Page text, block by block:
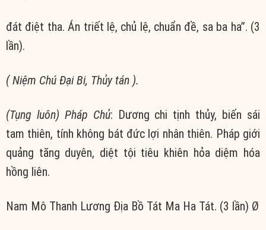
đát điệt tha. Án triết lệ, chủ lệ, chuẩn đề, sa ba ha”. (3
lần).
( Niệm Chú Đại Bi, Thủy tán ).
(Tụng luôn) Pháp Chủ: Dương chi tịnh thủy, biến sái
tam thiên, tính không bát đức lợi nhân thiên. Pháp giới
quảng tăng duyên, diệt tội tiêu khiên hỏa diệm hóa
hồng liên.
Nam Mô Thanh Lương Địa Bồ Tát Ma Ha Tát. (3 lần) Ø